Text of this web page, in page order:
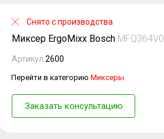
Миксер ErgoMixx Bosch MFQ364V0
Артикул 2600
Перейти в категорию Миксеры
Заказать консультацию
Снято с производства